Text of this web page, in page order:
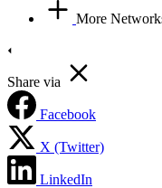
More
Share via
Facebook
X (Twitter)
LinkedIn